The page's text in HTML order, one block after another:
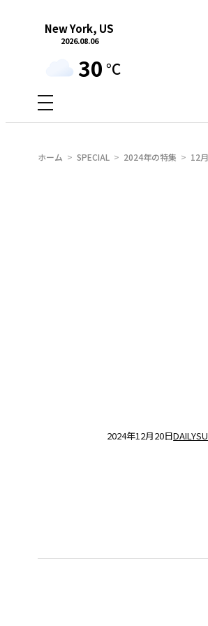
New York, US
2026.08.06
30 °C
ホーム SPECIAL 2024年の特集 12
2024年12月20日